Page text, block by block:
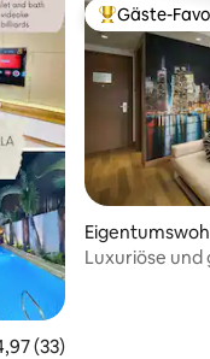
(33)
Beliebter
Gäste-
es
Luxuriöse und